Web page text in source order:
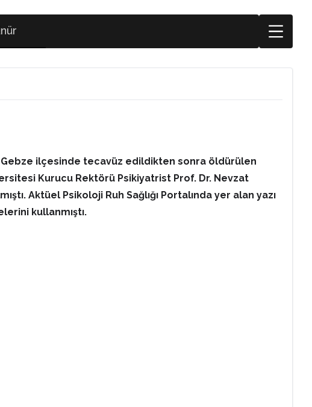
Gebze ilçesinde tecavüz edildikten sonra öldürülen
Kurucu Rektörü Psikiyatrist Prof. Dr. Nevzat
Aktüel Psikoloji Ruh Sağlığı Portalında yer alan yazı
kullanmıştı.